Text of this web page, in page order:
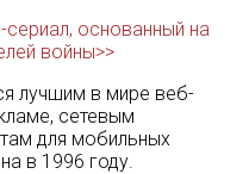
основанный на
войны>>
лучшим в мире веб-
сетевым
для мобильных
в 1996 году.